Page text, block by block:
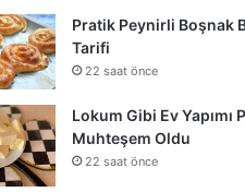
Pratik Peynirli Boşnak
Tarifi
22 saat önce
Lokum Gibi Ev Yapımı
Muhteşem Oldu
22 saat önce